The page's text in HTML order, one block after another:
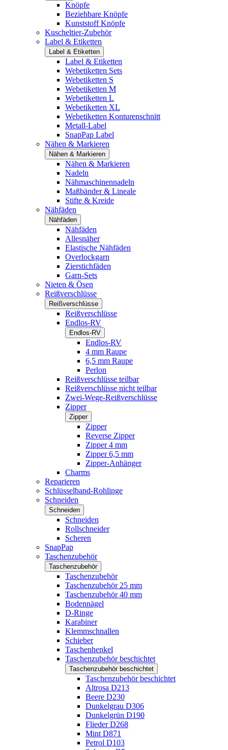
Knöpfe
Beziehbare Knöpfe
Kunststoff Knöpfe
Kuscheltier-Zubehör
Label & Etiketten
Label & Etiketten
Label & Etiketten
Webetiketten Sets
Webetiketten S
Webetiketten M
Webetiketten L
Webetiketten XL
Webetiketten Konturenschnitt
Metall-Label
SnapPap Label
Nähen & Markieren
Nähen & Markieren
Nähen & Markieren
Nadeln
Nähmaschinennadeln
Maßbänder & Lineale
Stifte & Kreide
Nähfäden
Nähfäden
Nähfäden
Allesnäher
Elastische Nähfäden
Overlockgarn
Zierstichfäden
Garn-Sets
Nieten & Ösen
Reißverschlüsse
Reißverschlüsse
Reißverschlüsse
Endlos-RV
Endlos-RV
Endlos-RV
4 mm Raupe
6,5 mm Raupe
Perlon
Reißverschlüsse teilbar
Reißverschlüsse nicht teilbar
Zwei-Wege-Reißverschlüsse
Zipper
Zipper
Zipper
Reverse Zipper
Zipper 4 mm
Zipper 6,5 mm
Zipper-Anhänger
Charms
Reparieren
Schlüsselband-Rohlinge
Schneiden
Schneiden
Schneiden
Rollschneider
Scheren
SnapPap
Taschenzubehör
Taschenzubehör
Taschenzubehör
Taschenzubehör 25 mm
Taschenzubehör 40 mm
Bodennägel
D-Ringe
Karabiner
Klemmschnallen
Schieber
Taschenhenkel
Taschenzubehör beschichtet
Taschenzubehör beschichtet
Taschenzubehör beschichtet
Altrosa D213
Beere D230
Dunkelgrau D306
Dunkelgrün D190
Flieder D268
Mint D871
Petrol D103